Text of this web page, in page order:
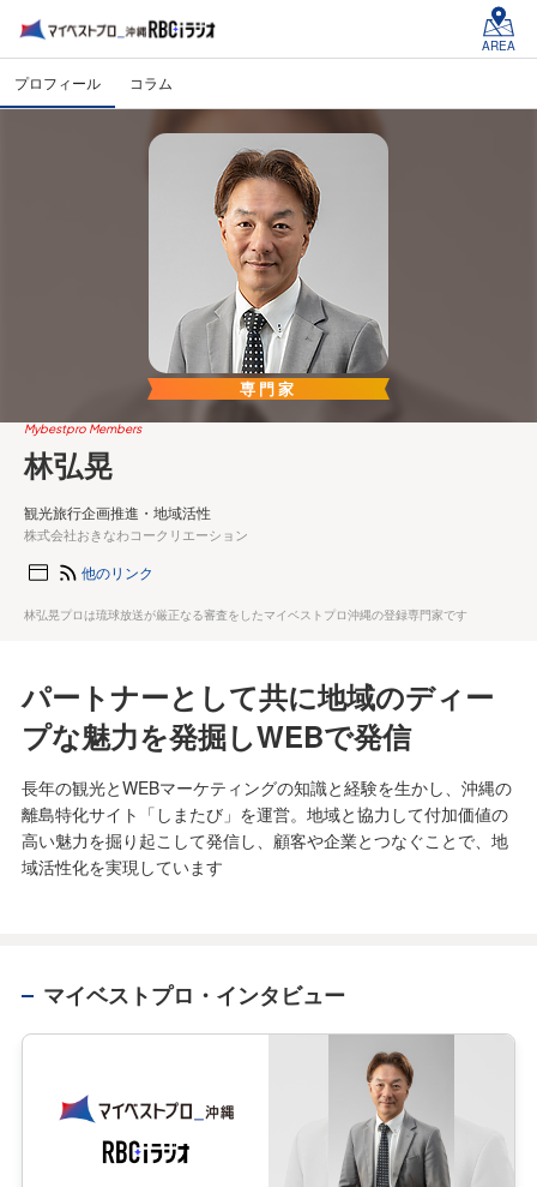
AREA
プロフィール コラム
専門家
Mybestpro Members
林弘晃
観光旅行企画推進・地域活性
株式会社おきなわコークリエーション
他のリンク
林弘晃プロは琉球放送が厳正なる審査をしたマイベストプロ沖縄の登録専門家です
パートナーとして共に地域のディー
プな魅力を発掘しWEBで発信
長年の観光とWEBマーケティングの知識と経験を生かし、沖縄の
離島特化サイト「しまたび」を運営。地域と協力して付加価値の
高い魅力を掘り起こして発信し、顧客や企業とつなぐことで、地
域活性化を実現しています
マイベストプロ・インタビュー